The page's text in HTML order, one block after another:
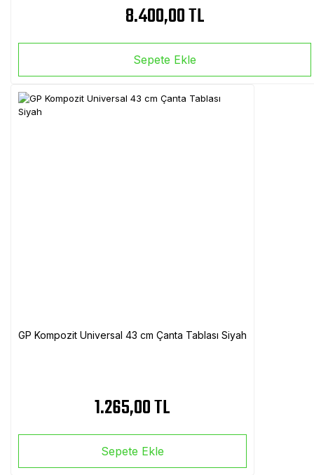
8.400,00 TL
Sepete Ekle
GP Kompozit Universal 43 cm Çanta Tablası Siyah
1.265,00 TL
Sepete Ekle